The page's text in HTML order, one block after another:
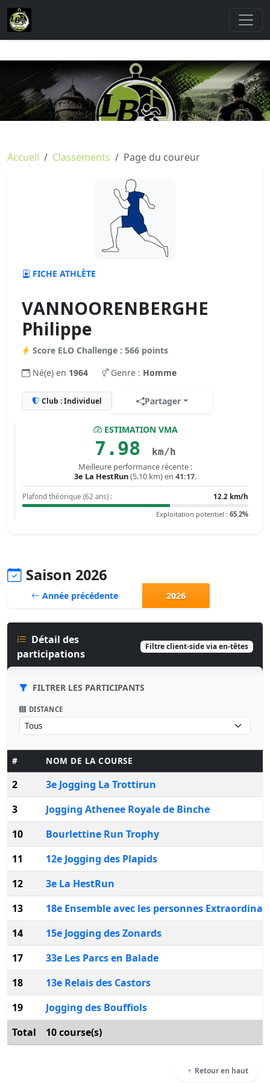
Accueil Classements Page du coureur
FICHE ATHLÈTE
VANNOORENBERGHE
Philippe
Score ELO Challenge : 566 points
Né(e) en 1964 Genre : Homme
Club : Individuel Partager
ESTIMATION VMA
7.98 km/h
Meilleure performance récente :
3e La HestRun(5.10 km) en 41:17.
Plafond théorique (62 ans) :
12.2 km/h
Exploitation potentiel : 65.2%
Saison 2026
Année précédente 2026
Détail des
participations
Filtre client-side via en-têtes
FILTRER LES PARTICIPANTS
DISTANCE
# NOM DE LA COURSE
2
3e Jogging La Trottirun
3
Jogging Athenee Royale de Binche
10
Bourlettine Run Trophy
11
12e Jogging des Plapids
12
3e La HestRun
13
18e Ensemble avec les personnes
14
15e Jogging des Zonards
17
33e Les Parcs en Balade
18
13e Relais des Castors
19
Jogging des Bouffiols
Total
10 course(s)
Retour en haut